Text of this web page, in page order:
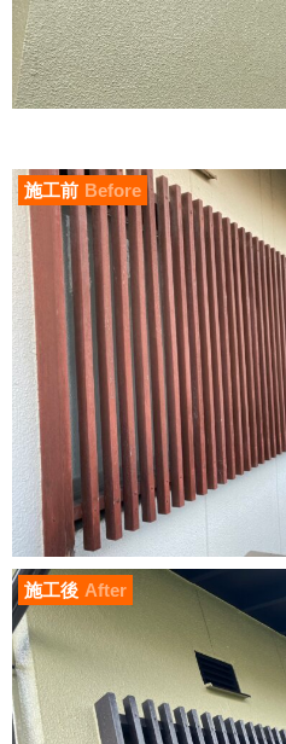
施工前 Before
施工後 After